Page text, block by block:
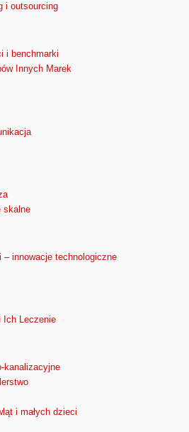
i outsourcing
i benchmarki
Innych Marek
skalne
– innowacje technologiczne
Ich Leczenie
kanalizacyjne
i małych dzieci